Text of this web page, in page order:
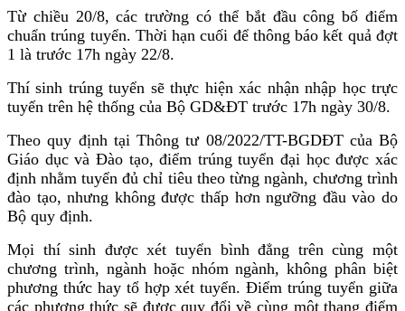
Từ chiều 20/8, các trường có thể bắt đầu công bố điểm
chuẩn trúng tuyển. Thời hạn cuối để thông báo kết quả đợt
1 là trước 17h ngày 22/8.
Thí sinh trúng tuyển sẽ thực hiện xác nhận nhập học trực
tuyến trên hệ thống của Bộ GD&ĐT trước 17h ngày 30/8.
Theo quy định tại Thông tư 08/2022/TT-BGDĐT của Bộ
Giáo dục và Đào tạo, điểm trúng tuyển đại học được xác
định nhằm tuyển đủ chỉ tiêu theo từng ngành, chương trình
đào tạo, nhưng không được thấp hơn ngưỡng đầu vào do
Bộ quy định.
Mọi thí sinh được xét tuyển bình đẳng trên cùng một
chương trình, ngành hoặc nhóm ngành, không phân biệt
phương thức hay tổ hợp xét tuyển. Điểm trúng tuyển giữa
các phương thức sẽ được quy đổi về cùng một thang điểm